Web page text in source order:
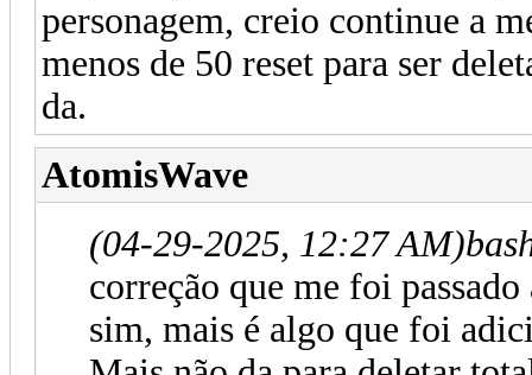
personagem, creio continue a
menos de 50 reset para ser
da.
AtomisWave
(04-29-2025, 12:27 AM)
correção que me foi
sim, mais é algo que foi